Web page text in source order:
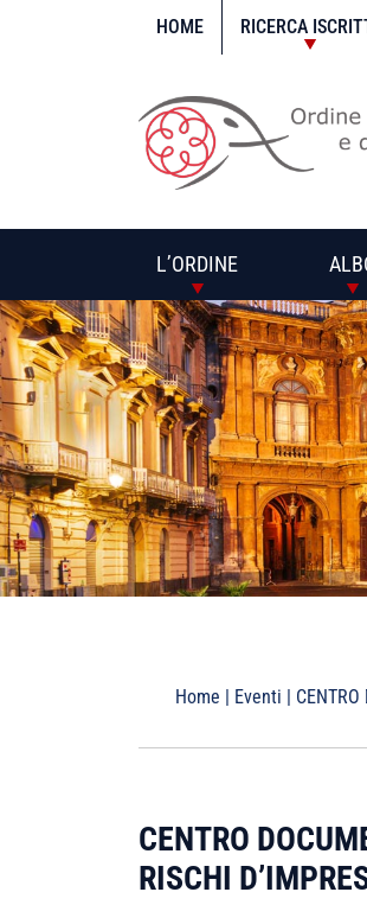
HOME RICERCA
L’ORDINE
Home | Eventi | CENTRO
CENTRO
RISCHI